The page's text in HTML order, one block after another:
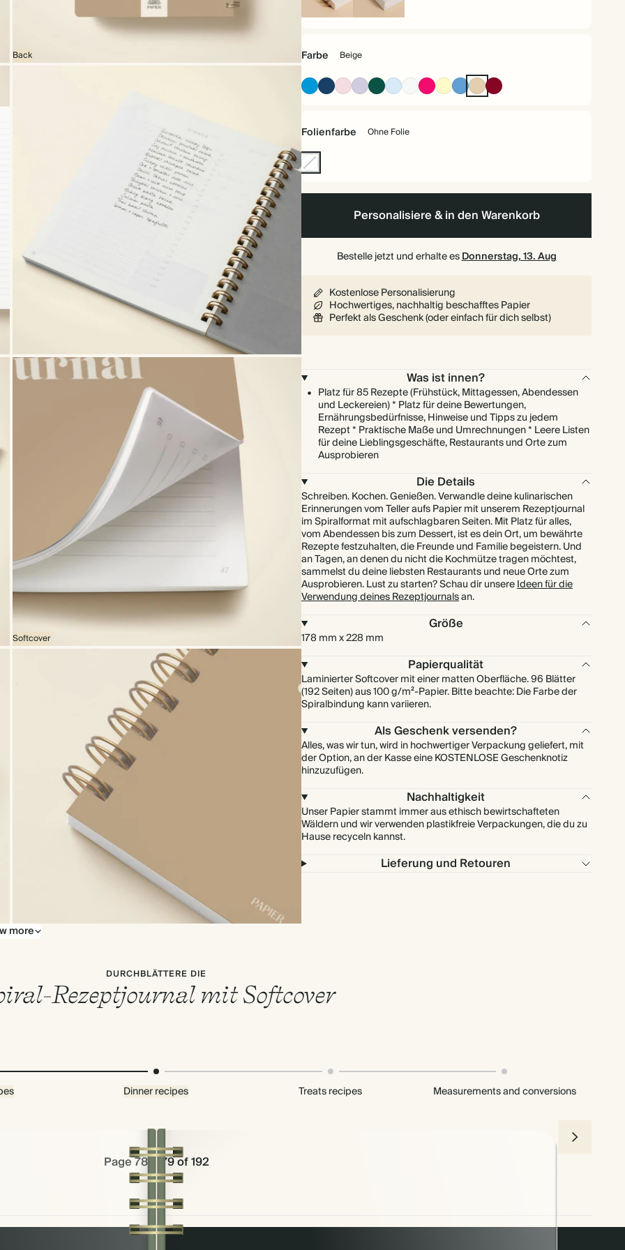
Back
Softcover
more
SpiralgebundenHardcover
Farbe
Beige
Leuchtendes
Blau
Marineblau
RosaFliederDunkelgrün
Babyblau
CremeLeuchtendes
Rosa
Hellgelb
Staubiges
Mittelblau
BeigeBordeaux
Folienfarbe Ohne Folie
Ohne
Folie
Personalisiere & in den Warenkorb
Bestelle jetzt und erhalte esDonnerstag, 13. Aug
Kostenlose Personalisierung
Hochwertiges, nachhaltig beschafftes Papier
Perfekt als Geschenk (oder einfach für dich selbst)
Was ist innen?
Platz für 85 Rezepte (Frühstück, Mittagessen, Abendessen
und Leckereien) * Platz für deine Bewertungen,
Ernährungsbedürfnisse, Hinweise und Tipps zu jedem
Rezept * Praktische Maße und Umrechnungen * Leere Listen
für deine Lieblingsgeschäfte, Restaurants und Orte zum
Ausprobieren
Die Details
Schreiben. Kochen. Genießen. Verwandle deine kulinarischen
Erinnerungen vom Teller aufs Papier mit unserem Rezeptjournal
im Spiralformat mit aufschlagbaren Seiten. Mit Platz für alles,
vom Abendessen bis zum Dessert, ist es dein Ort, um bewährte
Rezepte festzuhalten, die Freunde und Familie begeistern. Und
an Tagen, an denen du nicht die Kochmütze tragen möchtest,
sammelst du deine liebsten Restaurants und neue Orte zum
Ausprobieren. Lust zu starten? Schau dir unsereIdeen für die
Verwendung deines Rezeptjournalsan.
Größe
178 mm x 228 mm
Papierqualität
Laminierter Softcover mit einer matten Oberfläche. 96 Blätter
(192 Seiten) aus 100 g/m²-Papier. Bitte beachte: Die Farbe der
Spiralbindung kann variieren.
Als Geschenk versenden?
Alles, was wir tun, wird in hochwertiger Verpackung geliefert, mit
der Option, an der Kasse eine KOSTENLOSE Geschenknotiz
hinzuzufügen.
Nachhaltigkeit
Unser Papier stammt immer aus ethisch bewirtschafteten
Wäldern und wir verwenden plastikfreie Verpackungen, die du zu
Hause recyceln kannst.
Lieferung und Retouren
DURCHBLÄTTERE DIE
Rezeptjournal mit Softcover
Dinner recipes Treats recipes Measurements and conversions
Page 78 & 79 of 192